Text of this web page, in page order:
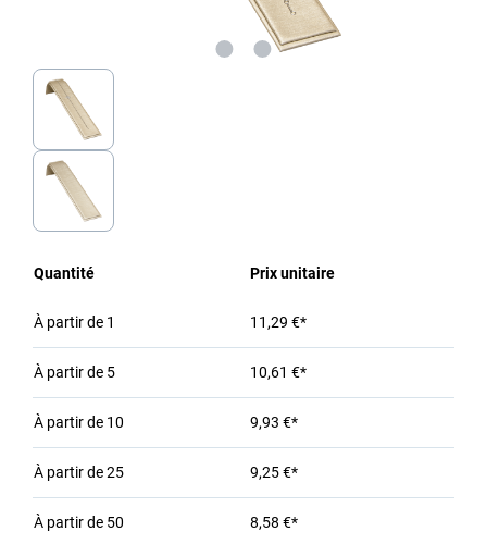
Quantité Prix unitaire
À partir de 1 11,29 €*
À partir de 5 10,61 €*
À partir de 10 9,93 €*
À partir de25 9,25 €*
À partir de 50 8,58 €*